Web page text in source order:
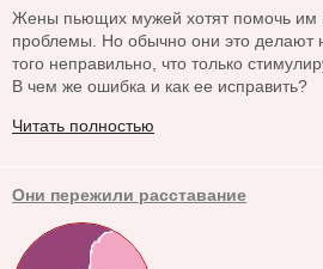
Жены пьющих мужей хотят помочь им
проблемы. Но обычно они это делают
того неправильно, что только
В чем же ошибка и как ее исправить?
Читать полностью
Они пережили расставание